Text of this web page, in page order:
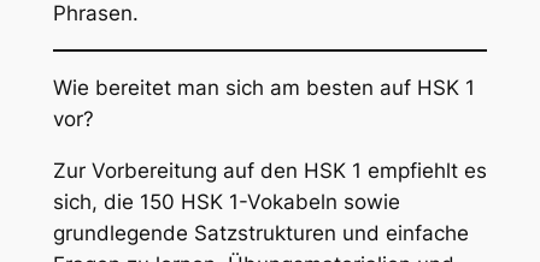
Phrasen.
Wie bereitet man sich am besten auf HSK 1
vor?
Zur Vorbereitung auf den HSK 1 empfiehlt es
sich, die 150 HSK 1-Vokabeln sowie
grundlegende Satzstrukturen und einfache